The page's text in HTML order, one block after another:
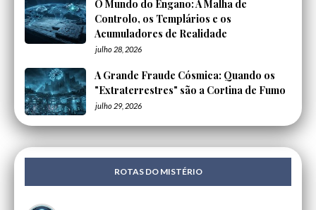
O Mundo do Engano: A Malha de
Controlo, os Templários e os
Acumuladores de Realidade
julho 28, 2026
A Grande Fraude Cósmica: Quando os
"Extraterrestres" são a Cortina de Fumo
julho 29, 2026
ROTAS DO MISTÉRIO